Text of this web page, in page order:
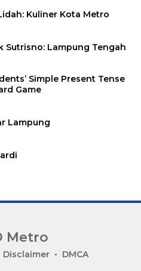
Kuliner Kota Metro
Sutrisno: Lampung Tengah
Simple Present Tense
Game
Lampung
Metro
Disclaimer DMCA